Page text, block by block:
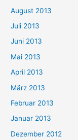
August 2013
Juli 2013
Juni 2013
Mai 2013
April 2013
März 2013
Februar 2013
Januar 2013
Dezember 2012